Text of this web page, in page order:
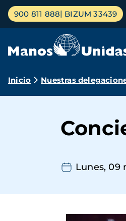
Pasar
contenido
Menú
principal
900 811 888 BIZUM 33439
Ruta
navegación
Inicio Nuestras
Lunes, 09